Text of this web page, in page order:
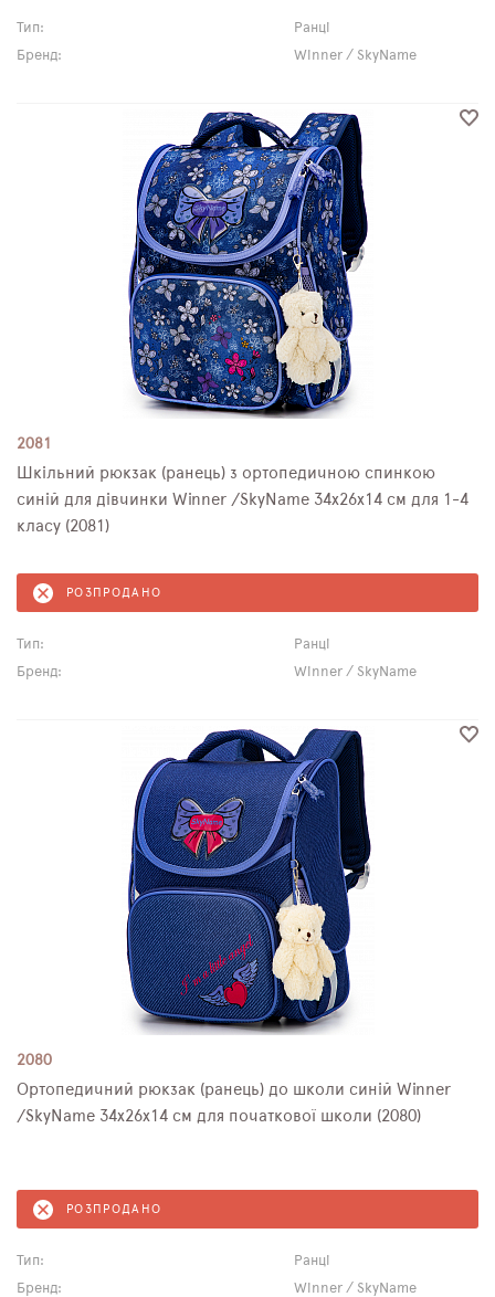
Тип:
Ранці
Бренд:
Winner / SkyName
2081
Шкільний рюкзак (ранець) з ортопедичною спинкою
синій для дівчинки Winner /SkyName 34х26х14 см для 1-4
класу (2081)
РОЗПРОДАНО
Тип:
Ранці
Бренд:
Winner / SkyName
2080
Ортопедичний рюкзак (ранець) до школи синій Winner
/SkyName 34х26х14 см для початкової школи (2080)
РОЗПРОДАНО
Тип:
Ранці
Бренд:
Winner / SkyName